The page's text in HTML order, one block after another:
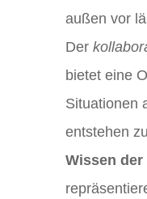
außen vor
Der
bietet eine
Situationen
entstehen
Wissen der